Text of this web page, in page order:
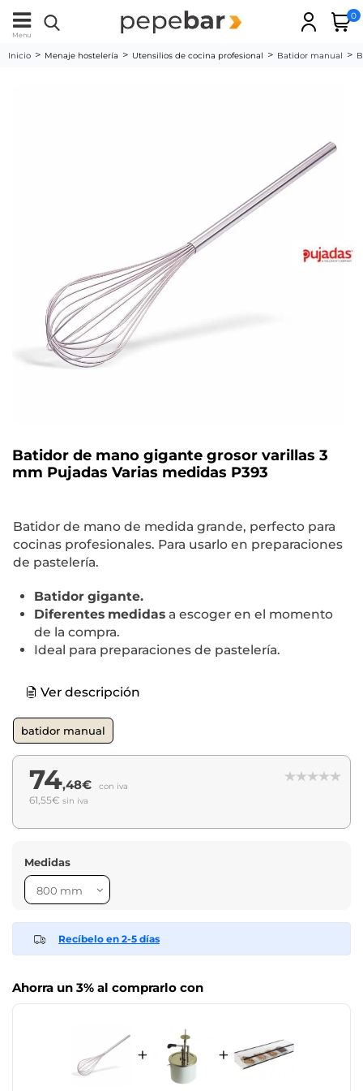
Menu
0
Inicio Menaje hostelería Utensilios de cocina profesional Batidor manual
Batidor de mano gigante grosor varillas 3
mm Pujadas Varias medidas P393
Batidor de mano de medida grande, perfecto para
cocinas profesionales. Para usarlo en preparaciones
de pastelería.
Batidor gigante.
Diferentes medidas a escoger en el momento
de la compra.
Ideal para preparaciones de pastelería.
Ver descripción
batidor manual
74,48€ con iva
61,55€ sin iva
Medidas
Recíbelo en 2-5 días
Ahorra un 3% al comprarlo con
+ +